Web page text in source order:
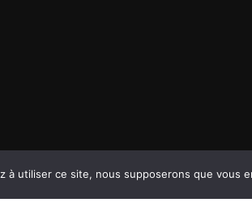
à utiliser ce site, nous supposerons que vous